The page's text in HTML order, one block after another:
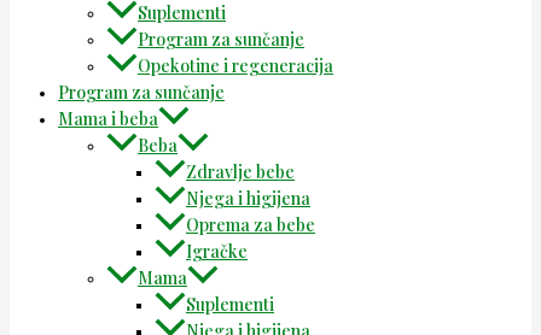
Suplementi
Program za sunčanje
Opekotine i regeneracija
Program za sunčanje
Mama i beba
Beba
Zdravlje bebe
Njega i higijena
Oprema za bebe
Igračke
Mama
Suplementi